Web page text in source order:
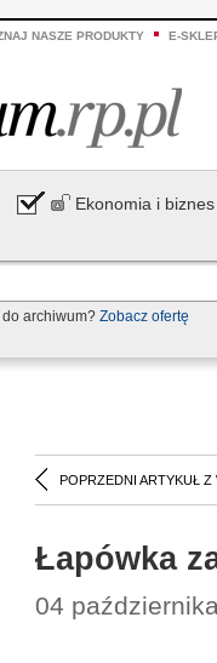
NASZE PRODUKTY E-
Ekonomia i biznes
archiwum? Zobacz ofertę
POPRZEDNI ARTYKUŁ Z
Łapówka
04